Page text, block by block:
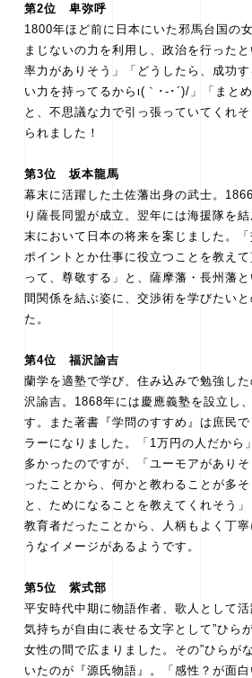
第2位 卑弥呼
1800年ほど前に日本にいた邪馬台国の
まじないの力を利用し、政治を行った
率力がありそう」「どうしたら、成功
い力を持ってるからι(｀･-･´)/」「まと
と、不思議な力で引っ張っていてくれ
られました！
第3位 坂本龍馬
幕末に活躍した土佐藩出身の武士。
り薩長同盟が成立。翌年には海援隊を
末において日本の将来を案じました。
ポイントとか仕事に役立つことを教え
って、尊敬する」と、薩摩藩・長州藩と
間関係を結ぶ姿に、交渉術を学びたい
た。
第4位 福沢諭吉
蘭学を適塾で学び、住み込みで勉強し
沢諭吉。1868年には慶應義塾を設立し
す。また著書『学問のすすめ』は庶民
ラーになりました。「1万円の人だから
多かったのですが、「ユーモアがあり
ったことから、何かと教わることが多
と、ためになることを教えてくれそう」
教育者だったことから、人柄もよく丁
うなイメージがあるようです。
第5位 紫式部
平安時代中期に物語作者、歌人として
気持ちが自由に表せる文字として”ひら
女性の間で広まりました。その”ひらが
いたのが『源氏物語』。「感性？が面